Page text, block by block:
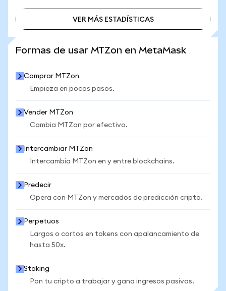
VER MÁS ESTADÍSTICAS
Formas de usar MTZon en MetaMask
Comprar MTZon
Empieza en pocos pasos.
Vender MTZon
Cambia MTZon por efectivo.
Intercambiar MTZon
Intercambia MTZon en y entre blockchains.
Predecir
Opera con MTZon y mercados de predicción cripto.
Perpetuos
Largos o cortos en tokens con apalancamiento de
hasta 50x.
Staking
Pon tu cripto a trabajar y gana ingresos pasivos.